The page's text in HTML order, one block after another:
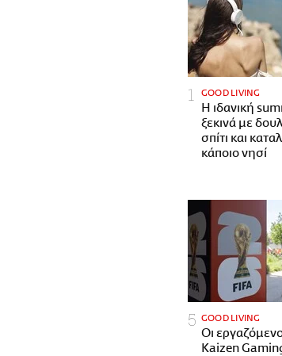
GOOD LIVING
Η ιδανική
ξεκινά με
σπίτι και
κάποιο νησί
GOOD LIVING
Οι
Kaizen